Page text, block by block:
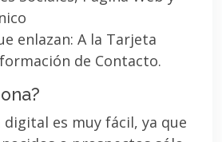
enlazan: A la Tarjeta
de Contacto.
es muy fácil, ya que